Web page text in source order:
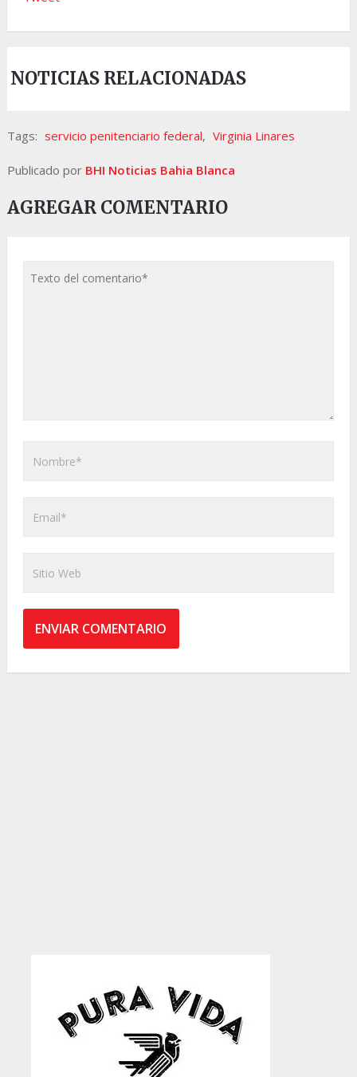
NOTICIAS RELACIONADAS
Tags: servicio penitenciario federal, Virginia Linares
Publicado por BHI Noticias Bahia Blanca
AGREGAR COMENTARIO